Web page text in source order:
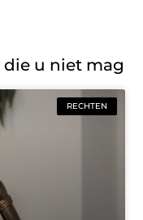
die u niet mag
RECHTEN